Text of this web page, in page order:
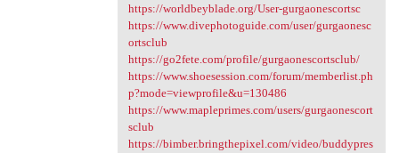
https://worldbeyblade.org/User-gurgaonescortsc
https://www.divephotoguide.com/user/gurgaonesc
ortsclub
https://go2fete.com/profile/gurgaonescortsclub/
https://www.shoesession.com/forum/memberlist.ph
p?mode=viewprofile&u=130486
https://www.mapleprimes.com/users/gurgaonescort
sclub
https://bimber.bringthepixel.com/video/buddypres